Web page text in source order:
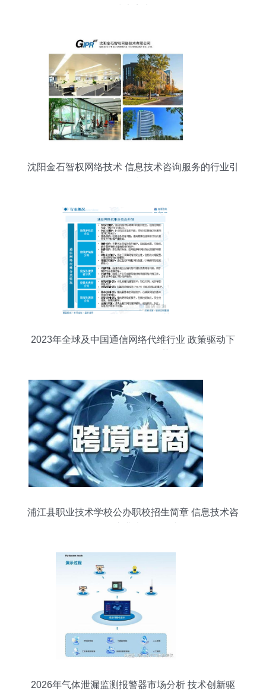
沈阳金石智权网络技术 信息技术咨询服务的行业引
2023年全球及中国通信网络代维行业 政策驱动下
浦江县职业技术学校公办职校招生简章 信息技术咨
2026年气体泄漏监测报警器市场分析 技术创新驱